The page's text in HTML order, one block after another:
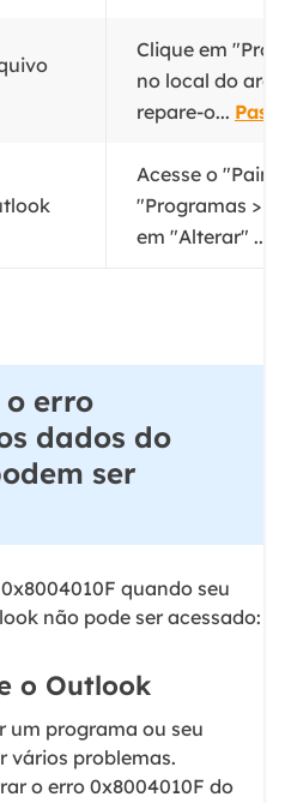
Clique em
no local do
repare-o...
Acesse o
"Programas >
em "Alterar" ...
erro
dados do
ser
quando seu
não pode ser acessado:
o Outlook
um programa ou seu
vários problemas.
o erro 0x8004010F do